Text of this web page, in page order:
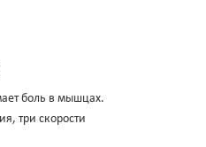
боль в мышцах.
три скорости